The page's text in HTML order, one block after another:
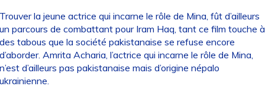
la jeune actrice qui incarne le rôle de Mina, fût d’ailleurs
parcours de combattant pour Iram Haq, tant ce film touche à
tabous que la société pakistanaise se refuse encore
Amrita Acharia, l’actrice qui incarne le rôle de Mina,
d’ailleurs pas pakistanaise mais d’origine népalo